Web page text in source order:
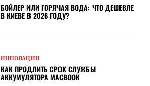
БОЙЛЕР ИЛИ ГОРЯЧАЯ ВОДА: ЧТО ДЕШЕВЛЕ
В КИЕВЕ В 2026 ГОДУ?
ИННОВАЦИИ
КАК ПРОДЛИТЬ СРОК СЛУЖБЫ
АККУМУЛЯТОРА MACBOOK